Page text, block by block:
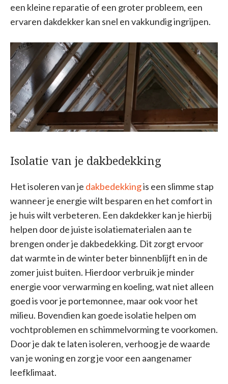
een kleine reparatie of een groter probleem, een
ervaren dakdekker kan snel en vakkundig ingrijpen.
Isolatie van je dakbedekking
Het isoleren van je dakbedekkingis een slimme stap
wanneer je energie wilt besparen en het comfort in
je huis wilt verbeteren. Een dakdekker kan je hierbij
helpen door de juiste isolatiematerialen aan te
brengen onder je dakbedekking. Dit zorgt ervoor
dat warmte in de winter beter binnenblijft en in de
zomer juist buiten. Hierdoor verbruik je minder
energie voor verwarming en koeling, wat niet alleen
goed is voor je portemonnee, maar ook voor het
milieu. Bovendien kan goede isolatie helpen om
vochtproblemen en schimmelvorming te voorkomen.
Door je dak te laten isoleren, verhoog je de waarde
van je woning en zorg je voor een aangenamer
leefklimaat.